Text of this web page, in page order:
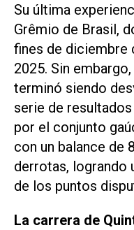
Su última
Grêmio de Brasil,
fines de diciembre
2025. Sin
terminó siendo
serie de
por el conjunto
con un balance de
derrotas, logrando
de los puntos
La carrera de